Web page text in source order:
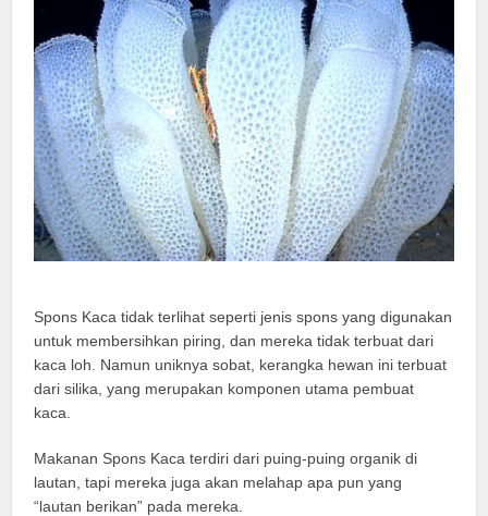
Spons Kaca tidak terlihat seperti jenis spons yang digunakan
untuk membersihkan piring, dan mereka tidak terbuat dari
kaca loh. Namun uniknya sobat, kerangka hewan ini terbuat
dari silika, yang merupakan komponen utama pembuat
kaca.
Makanan Spons Kaca terdiri dari puing-puing organik di
lautan, tapi mereka juga akan melahap apa pun yang
“lautan berikan” pada mereka.